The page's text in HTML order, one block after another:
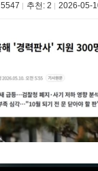
5547 추천: 2 2026-05-